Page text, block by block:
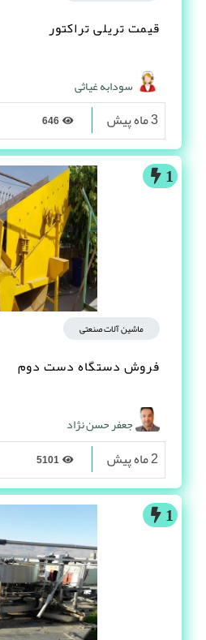
قیمت تریلی تراکتور
سودابه غیاثی
3 ماه پیش
1
ماشین آلات صنعتی
فروش دستگاه دست دوم
جعفر حسن نژاد
2 ماه پیش
1